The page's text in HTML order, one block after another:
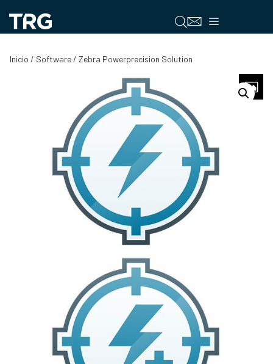
contenido
Menú
Inicio / Software / Zebra Powerprecision Solution